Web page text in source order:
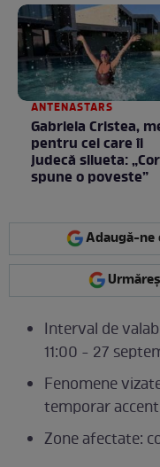
ANTENASTARS
Gabriela Cristea,
pentru cei care îi
judecă silueta:
spune o poveste”
Adaugă-ne
Interval de
11:00 - 27
Fenomene
temporar
Zone afectate: